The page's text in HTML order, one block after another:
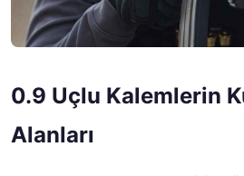
0.9 Uçlu Kalemlerin
Alanları